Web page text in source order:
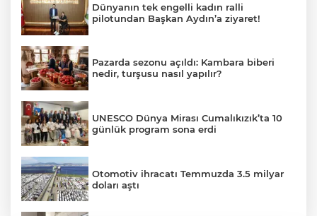
Dünyanın tek engelli kadın ralli
pilotundan Başkan Aydın’a ziyaret!
Pazarda sezonu açıldı: Kambara biberi
nedir, turşusu nasıl yapılır?
UNESCO Dünya Mirası Cumalıkızık’ta 10
günlük program sona erdi
Otomotiv ihracatı Temmuzda 3.5 milyar
doları aştı